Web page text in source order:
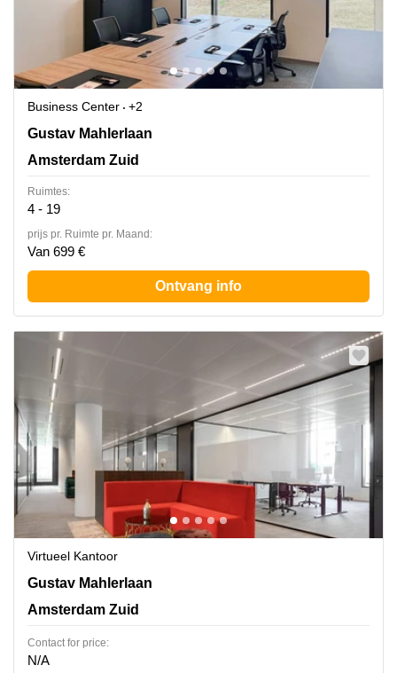
Business Center
+2
Gustav Mahlerlaan 1212, Amsterdam Zuid
Gustav Mahlerlaan
Amsterdam Zuid
Ruimtes:
4 - 19
prijs pr. Ruimte pr. Maand:
Van 699 €
Ontvang info
Virtueel Kantoor
Gustav Mahlerlaan 1212, Amsterdam Zuid
Gustav Mahlerlaan
Amsterdam Zuid
Contact for price:
N/A